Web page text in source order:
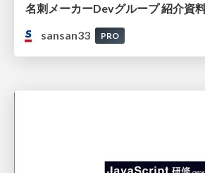
名刺メーカーDevグループ 紹介資
sansan33
PRO